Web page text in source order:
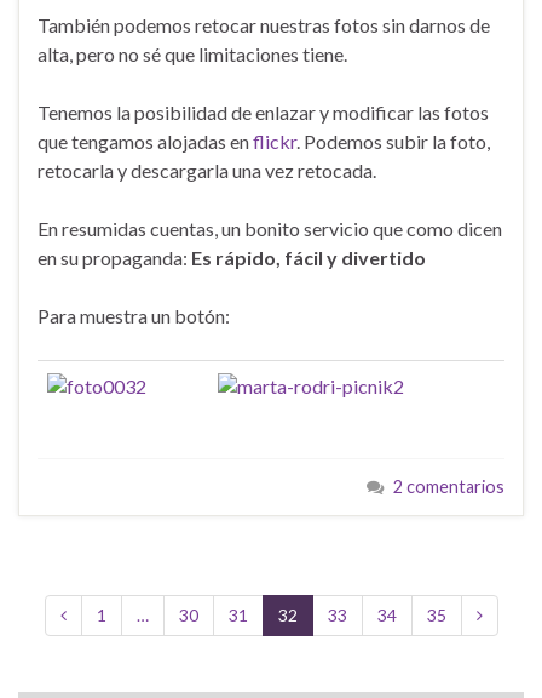
También podemos retocar nuestras fotos sin darnos de
alta, pero no sé que limitaciones tiene.
Tenemos la posibilidad de enlazar y modificar las fotos
que tengamos alojadas enflickr. Podemos subir la foto,
retocarla y descargarla una vez retocada.
En resumidas cuentas, un bonito servicio que como dicen
en su propaganda: Es rápido, fácil y divertido
Para muestra un botón:
2 comentarios
1 … 30 31 32 33 34 35